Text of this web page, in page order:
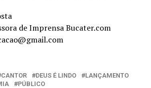
de Imprensa Bucater.com
CANTOR DEUS É LINDO
LANÇAMENTO
PÚBLICO